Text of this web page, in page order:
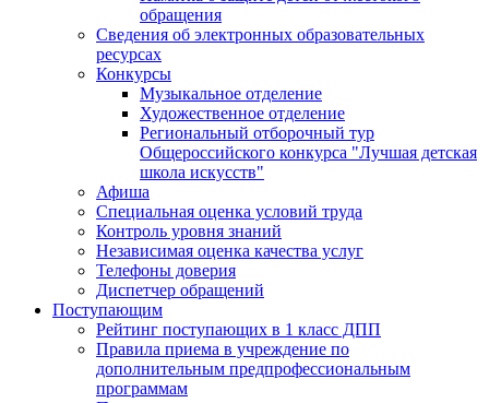
обращения
Сведения об электронных образовательных
ресурсах
Конкурсы
Музыкальное отделение
Художественное отделение
Региональный отборочный тур
Общероссийского конкурса "Лучшая детская
школа искусств"
Афиша
Специальная оценка условий труда
Контроль уровня знаний
Независимая оценка качества услуг
Телефоны доверия
Диспетчер обращений
Поступающим
Рейтинг поступающих в 1 класс ДПП
Правила приема в учреждение по
дополнительным предпрофессиональным
программам